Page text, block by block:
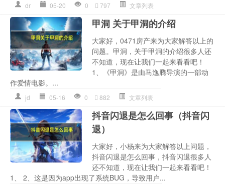
dr 05-20 0 797 文章列表
甲洞 关于甲洞的介绍
大家好，0471房产来为大家解答以上的
问题。甲洞，关于甲洞的介绍很多人还
不知道，现在让我们一起来看看吧！
1、《甲洞》是由马逸腾导演的一部动
作爱情电影。...
jd 05-16 0 882 文章列表
抖音闪退是怎么回事（抖音闪
退）
大家好，小杨来为大家解答以上问题，
抖音闪退是怎么回事，抖音闪退很多人
还不知道，现在让我们一起来看看吧！
1、 2、这是因为app出现了系统BUG，导致用户...